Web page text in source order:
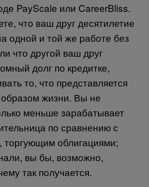
PayScale или CareerBliss.
что ваш друг десятилетие
одной и той же работе без
что другой ваш друг
долг по кредитке,
то, что представляется
жизни. Вы не
меньше зарабатывает
по сравнению с
облигациями;
вы бы, возможно,
так получается.